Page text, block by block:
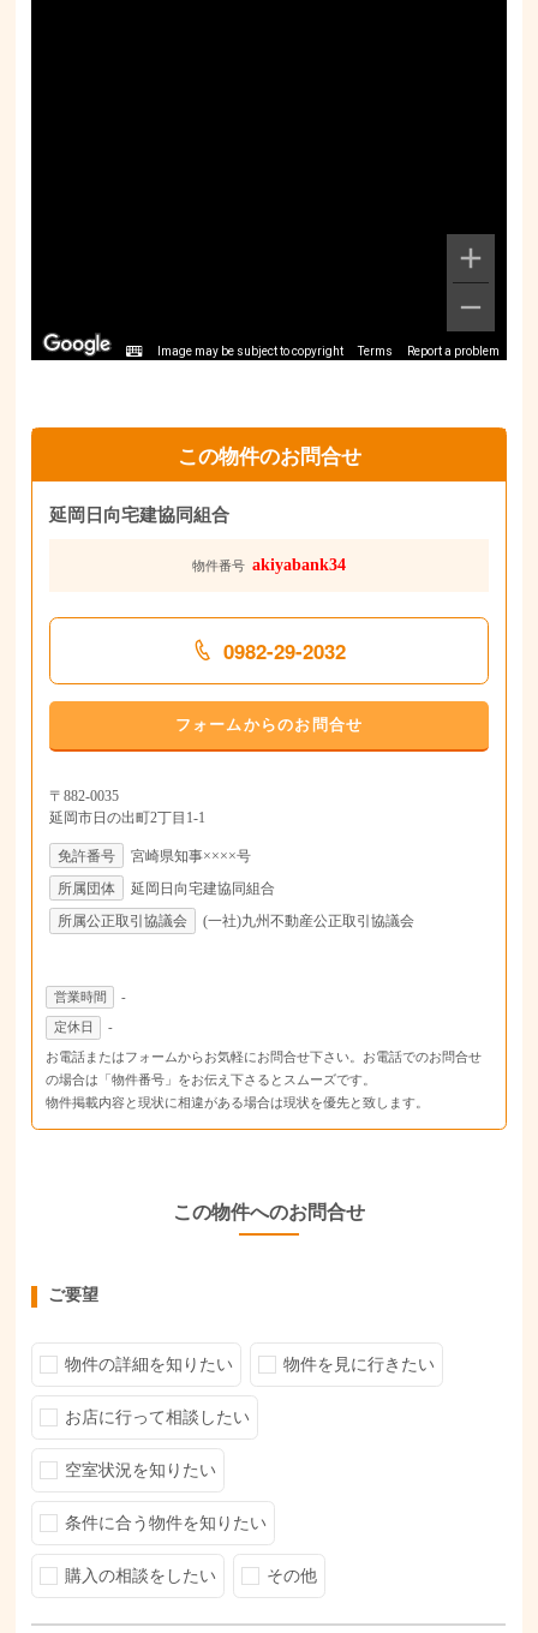
Image may be subject to copyright Terms Report a problem
この物件のお問合せ
延岡日向宅建協同組合
物件番号 akiyabank34
0982-29-2032
フォームからのお問合せ
〒882-0035
延岡市日の出町2丁目1-1
免許番号
宮崎県知事××××号
所属団体
延岡日向宅建協同組合
所属公正取引協議会
(一社)九州不動産公正取引協議会
営業時間 -
定休日 -
お電話またはフォームからお気軽にお問合せ下さい。お電話でのお問合せ
の場合は「物件番号」をお伝え下さるとスムーズです。
物件掲載内容と現状に相違がある場合は現状を優先と致します。
この物件へのお問合せ
ご要望
物件の詳細を知りたい 物件を見に行きたい
お店に行って相談したい
空室状況を知りたい
条件に合う物件を知りたい
購入の相談をしたい その他